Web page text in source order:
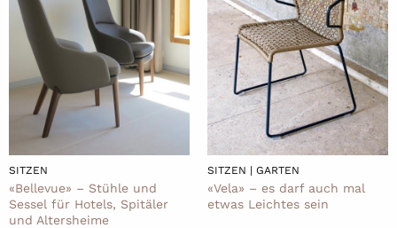
SITZEN
«Bellevue» – Stühle und
Sessel für Hotels, Spitäler
und Altersheime
SITZEN | GARTEN
«Vela» – es darf auch mal
etwas Leichtes sein